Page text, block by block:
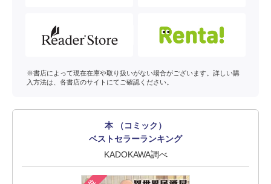
※書店によって現在在庫や取り扱いがない場合がございます。詳しい購
入方法は、各書店のサイトにてご確認ください。
本 （コミック）
ベストセラーランキング
KADOKAWA調べ